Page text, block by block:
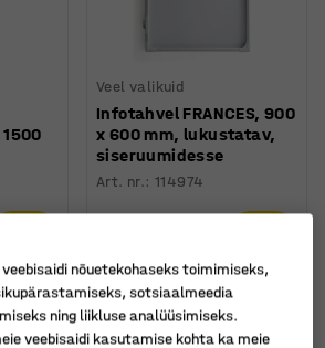
Veel valikuid
Infotahvel FRANCES, 900
x 600 mm, lukustatav,
siseruumidesse
Art. nr.:114974
180 €
nõuetekohaseks toimimiseks,
sotsiaalmeedia
ning liikluse analüüsimiseks.
veebisaidi kasutamise kohta ka meie